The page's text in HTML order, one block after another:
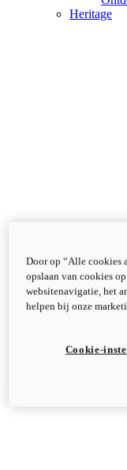
Heritage
Door op “Alle cookies
opslaan van cookies
websitenavigatie, het
helpen bij onze
Cookie-